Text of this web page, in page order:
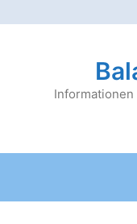
Informationen